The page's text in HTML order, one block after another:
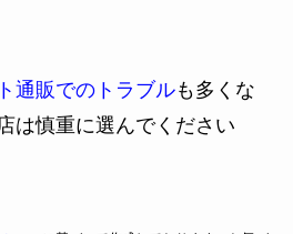
通販でのトラブルも多くな
は慎重に選んでください